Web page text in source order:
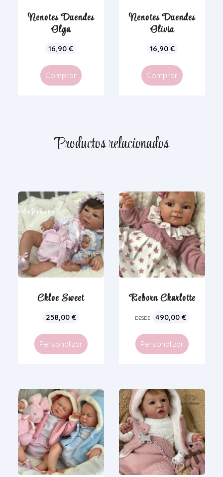
Nenotes Duendes
Olga
16,90€
Comprar
Nenotes Duendes
Olivia
16,90 €
Comprar
Productos relacionados
Chloe Sweet
258,00 €
Personalizar
Reborn Charlotte
DESDE 490,00€
Personalizar